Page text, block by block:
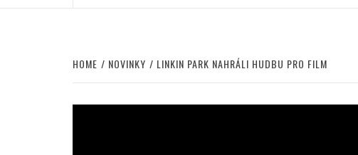
HOME NOVINKY LINKIN PARK NAHRÁLI HUDBU PRO FILM